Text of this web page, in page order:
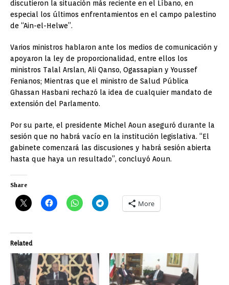
discutieron la situación más reciente en el Líbano, en
especial los últimos enfrentamientos en el campo palestino
de “Ain-el-Helwe”.
Varios ministros hablaron ante los medios de comunicación y
apoyaron la ley de proporcionalidad, entre ellos los
ministros Talal Arslan, Ali Qanso, Ogassapian y Youssef
Fenianos; Mientras que el ministro de Salud Pública
Ghassan Hasbani rechazó la idea de cualquier mandato de
extensión del Parlamento.
Por su parte, el presidente Michel Aoun aseguró durante la
sesión que no habrá vacío en la institución legislativa. “El
gabinete comenzará las discusiones y habrá sesión abierta
hasta que haya un resultado”, concluyó Aoun.
Share
More
Related